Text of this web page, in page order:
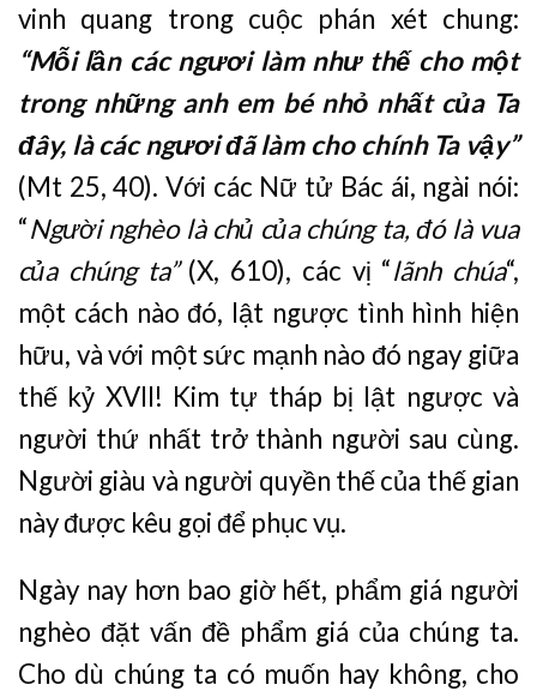
vinh quang trong cuộc phán xét chung:
“Mỗi lần các ngươi làm như thế cho một
trong những anh em bé nhỏ nhất của Ta
đây, là các ngươi đã làm cho chính Ta vậy”
(Mt 25, 40). Với các Nữ tử Bác ái, ngài nói:
“Người nghèo là chủ của chúng ta, đó là vua
của chúng ta” (X, 610), các vị “lãnh chúa“,
một cách nào đó, lật ngược tình hình hiện
hữu, và với một sức mạnh nào đó ngay giữa
thế kỷ XVII! Kim tự tháp bị lật ngược và
người thứ nhất trở thành người sau cùng.
Người giàu và người quyền thế của thế gian
này được kêu gọi để phục vụ.
Ngày nay hơn bao giờ hết, phẩm giá người
nghèo đặt vấn đề phẩm giá của chúng ta.
Cho dù chúng ta có muốn hay không, cho